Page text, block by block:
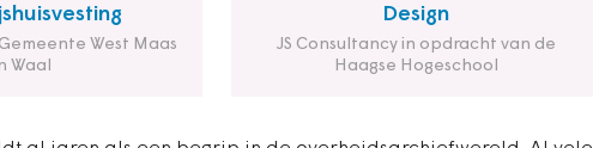
West Maas
Waal
Design
JS Consultancy in opdracht van de
Haagse Hogeschool